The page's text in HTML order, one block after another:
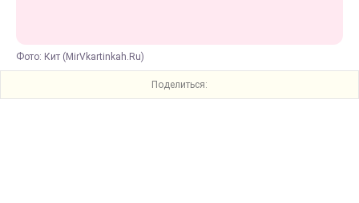
Фото: Кит (MirVkartinkah.Ru)
Поделиться: